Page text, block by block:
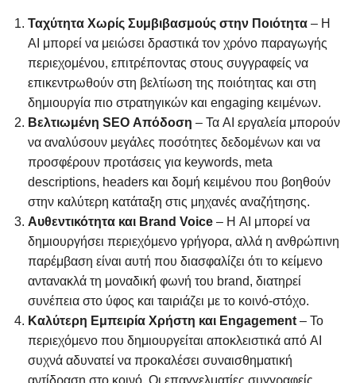
Ταχύτητα Χωρίς Συμβιβασμούς στην Ποιότητα – Η
AI μπορεί να μειώσει δραστικά τον χρόνο παραγωγής
περιεχομένου, επιτρέποντας στους συγγραφείς να
επικεντρωθούν στη βελτίωση της ποιότητας και στη
δημιουργία πιο στρατηγικών και engaging κειμένων.
Βελτιωμένη SEO Απόδοση – Τα AI εργαλεία μπορούν
να αναλύσουν μεγάλες ποσότητες δεδομένων και να
προσφέρουν προτάσεις για keywords, meta
descriptions, headers και δομή κειμένου που βοηθούν
στην καλύτερη κατάταξη στις μηχανές αναζήτησης.
Αυθεντικότητα και Brand Voice – Η AI μπορεί να
δημιουργήσει περιεχόμενο γρήγορα, αλλά η ανθρώπινη
παρέμβαση είναι αυτή που διασφαλίζει ότι το κείμενο
αντανακλά τη μοναδική φωνή του brand, διατηρεί
συνέπεια στο ύφος και ταιριάζει με το κοινό-στόχο.
Καλύτερη Εμπειρία Χρήστη και Engagement – Το
περιεχόμενο που δημιουργείται αποκλειστικά από AI
συχνά αδυνατεί να προκαλέσει συναισθηματική
αντίδραση στο κοινό. Οι επαγγελματίες συγγραφείς